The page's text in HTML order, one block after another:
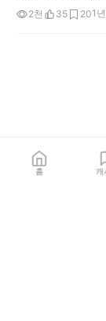
2천 35 201
홈 캐